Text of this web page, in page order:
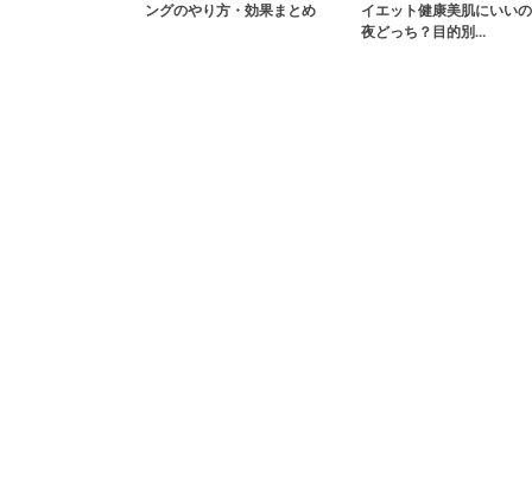
ングのやり方・効果まとめ
イエット健康美肌にいい
夜どっち？目的別…